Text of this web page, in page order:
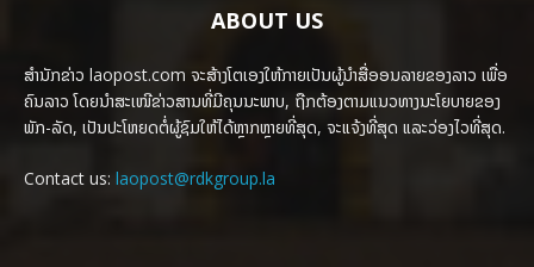
ABOUT US
ສຳນັກຂ່າວ laopost.com ຈະສ້າງໂຕເອງໃຫ້ກາຍເປັນຜູ້ນຳສື່ອອນລາຍຂອງລາວ ເພື່ອ
ຄົນລາວ ໂດຍນຳສະເໜີຂ່າວສານທີ່ມີຄຸນນະພາບ, ຖືກຕ້ອງຕາມແນວທາງນະໂຍບາຍຂອງ
ພັກ-ລັດ, ເປັນປະໂຫຍດຕໍ່ຜູ້ຊົມໃຫ້ໄດ້ຫຼາກຫຼາຍທີ່ສຸດ, ຈະແຈ້ງທີ່ສຸດ ແລະວ່ອງໄວທີ່ສຸດ.
Contact us: laopost@rdkgroup.la